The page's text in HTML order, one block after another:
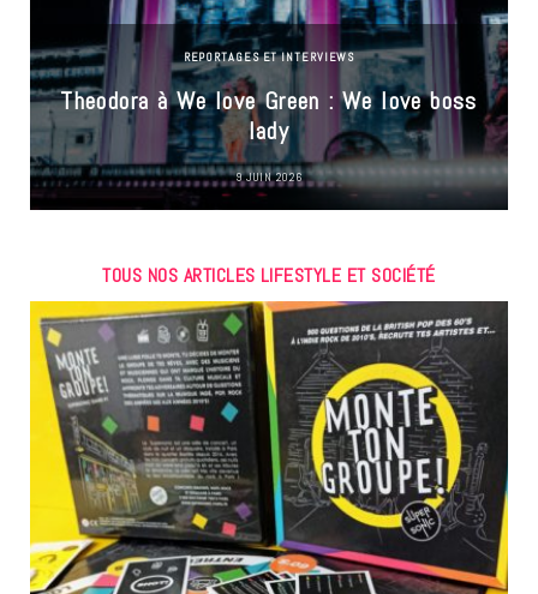
REPORTAGES ET INTERVIEWS
Theodora à We love Green : We love boss
lady
9 JUIN 2026
TOUS NOS ARTICLES LIFESTYLE ET SOCIÉTÉ